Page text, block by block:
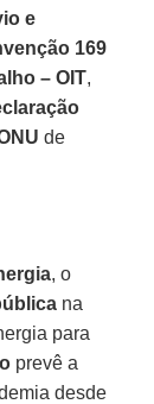
e
169
– OIT,
de
, o
na
para
prevê a
desde